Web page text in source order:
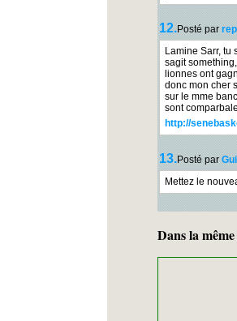
12.Posté par
Lamine Sarr, tu
sagit
lionnes ont
donc mon cher
sur le mme
sont
http://
13.Posté par
Mettez le
Dans la